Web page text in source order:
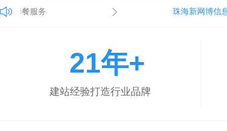
套餐服务 珠海新网博信息
21年+
建站经验打造行业品牌